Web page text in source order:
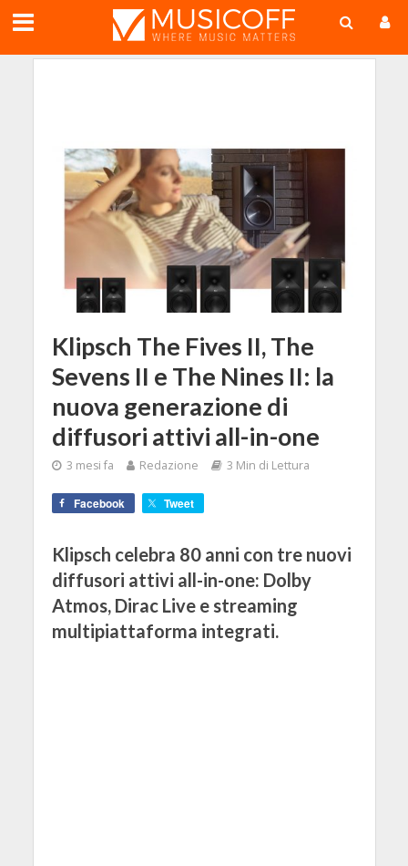
Klipsch The Fives II, The
Sevens II e The Nines II: la
nuova generazione di
diffusori attivi all-in-one
3 mesi fa Redazione 3 Min di Lettura
Facebook Tweet
Klipsch celebra 80 anni con tre nuovi
diffusori attivi all-in-one: Dolby
Atmos, Dirac Live e streaming
multipiattaforma integrati.